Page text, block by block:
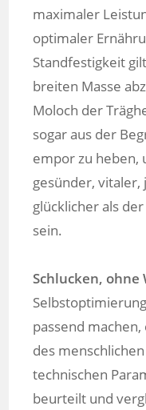
maximaler
optimaler
Standfestigkeit
breiten Masse
Moloch der
sogar aus der
empor zu heben,
gesünder,
glücklicher als
sein.
Schlucken, ohne
passend
des
technischen
beurteilt und